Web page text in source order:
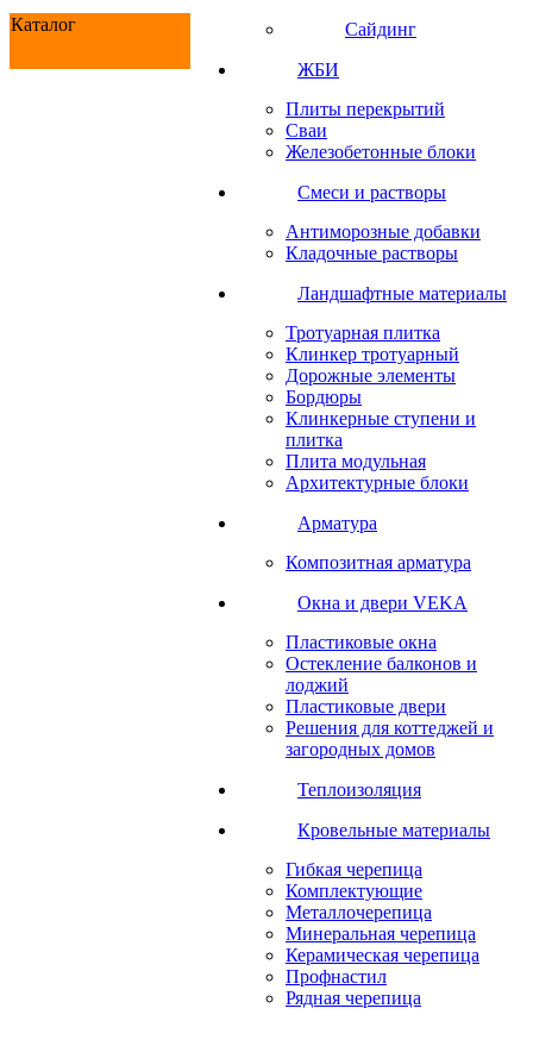
Каталог
Сайдинг
ЖБИ
Плиты перекрытий
Сваи
Железобетонные блоки
Cмеси и растворы
Антиморозные добавки
Кладочные растворы
Ландшафтные материалы
Тротуарная плитка
Клинкер тротуарный
Дорожные элементы
Бордюры
Клинкерные ступени и
плитка
Плита модульная
Архитектурные блоки
Арматура
Композитная арматура
Окна и двери VEKA
Пластиковые окна
Остекление балконов и
лоджий
Пластиковые двери
Решения для коттеджей и
загородных домов
Теплоизоляция
Кровельные материалы
Гибкая черепица
Комплектующие
Металлочерепица
Минеральная черепица
Керамическая черепица
Профнастил
Рядная черепица